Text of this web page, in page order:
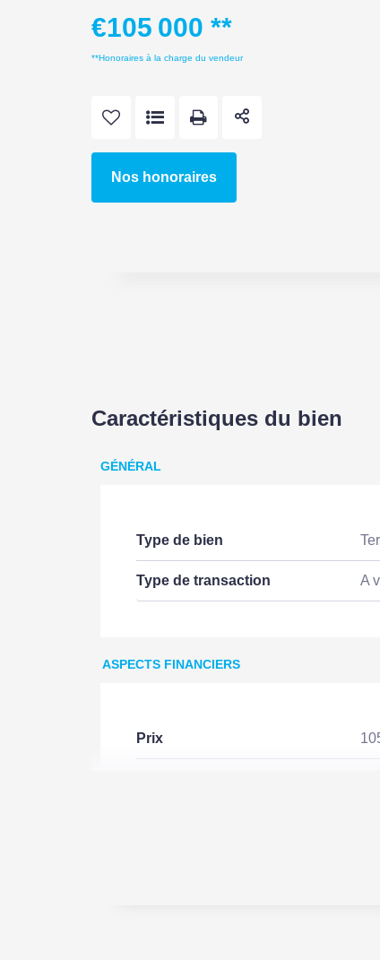
€105 000 **
**Honoraires à la charge du vendeur
Nos honoraires
Caractéristiques du bien
GÉNÉRAL
Type de bien
Type de transaction A
ASPECTS FINANCIERS
Prix